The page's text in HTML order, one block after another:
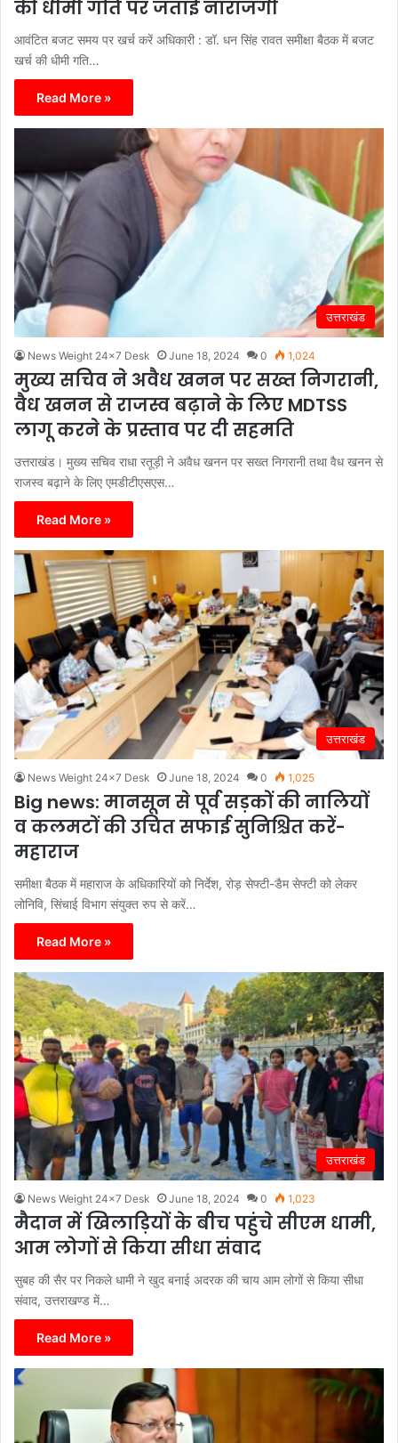
की धीमी गति पर जताई नाराजगी
आवंटित बजट समय पर खर्च करें अधिकारी : डॉ. धन सिंह रावत समीक्षा बैठक में बजट
खर्च की धीमी गति…
Read More »
उत्तराखंड
News Weight 24x7 Desk June 18, 2024 0 1,024
मुख्य सचिव ने अवैध खनन पर सख्त निगरानी,
वैध खनन से राजस्व बढ़ाने के लिए MDTSS
लागू करने के प्रस्ताव पर दी सहमति
उत्तराखंड। मुख्य सचिव राधा रतूड़ी ने अवैध खनन पर सख्त निगरानी तथा वैध खनन से
राजस्व बढ़ाने के लिए एमडीटीएसएस…
Read More »
उत्तराखंड
News Weight 24x7 Desk June 18, 2024 0 1,025
Big news: मानसून से पूर्व सड़कों की नालियों
व कलमटों की उचित सफाई सुनिश्चित करें-
महाराज
समीक्षा बैठक में महाराज के अधिकारियों को निर्देश, रोड़ सेफ्टी-डैम सेफ्टी को लेकर
लोनिवि, सिंचाई विभाग संयुक्त रुप से करें…
Read More »
उत्तराखंड
News Weight 24x7 Desk June 18, 2024 0 1,023
मैदान में खिलाड़ियों के बीच पहुंचे सीएम धामी,
आम लोगों से किया सीधा संवाद
सुबह की सैर पर निकले धामी ने खुद बनाई अदरक की चाय आम लोगों से किया सीधा
संवाद, उत्तराखण्ड में…
Read More »